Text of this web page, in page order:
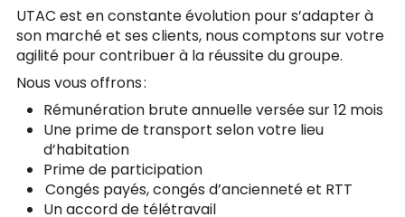
UTAC est en constante évolution pour s’adapter à
son marché et ses clients, nous comptons sur votre
agilité pour contribuer à la réussite du groupe.
Nous vous offrons :
Rémunération brute annuelle versée sur 12 mois
Une prime de transport selon votre lieu
d’habitation
Prime de participation
Congés payés, congés d’ancienneté et RTT
Un accord de télétravail